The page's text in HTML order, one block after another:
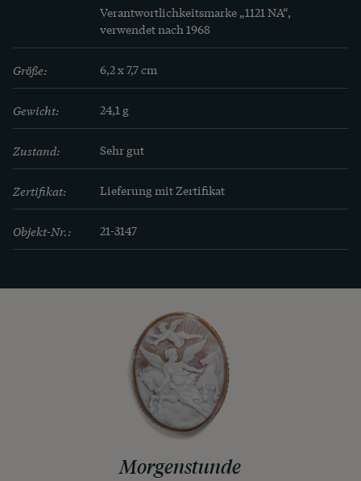
Verantwortlichkeitsmarke „1121 NA“,
verwendet nach 1968
Größe: 6,2 x 7,7 cm
Gewicht: 24,1 g
Zustand: Sehr gut
Zertifikat: Lieferung mit Zertifikat
Objekt-Nr.: 21-3147
Morgenstunde